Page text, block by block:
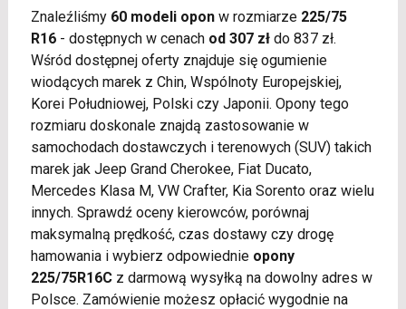
Znaleźliśmy 60 modeli oponw rozmiarze 225/75
R16- dostępnych w cenach od 307 złdo 837 zł.
Wśród dostępnej oferty znajduje się ogumienie
wiodących marek z Chin, Wspólnoty Europejskiej,
Korei Południowej, Polski czy Japonii. Opony tego
rozmiaru doskonale znajdą zastosowanie w
samochodach dostawczych i terenowych (SUV) takich
marek jak Jeep Grand Cherokee, Fiat Ducato,
Mercedes Klasa M, VW Crafter, Kia Sorento oraz wielu
innych. Sprawdź oceny kierowców, porównaj
maksymalną prędkość, czas dostawy czy drogę
hamowania i wybierz odpowiednie opony
225/75R16Cz darmową wysyłką na dowolny adres w
Polsce. Zamówienie możesz opłacić wygodnie na